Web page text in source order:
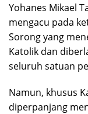
Yohanes Mikael
mengacu pada
Sorong yang
Katolik dan
seluruh satuan
Namun, khusus
diperpanjang